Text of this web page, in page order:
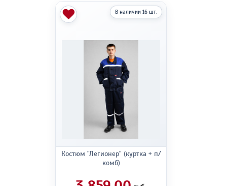
В наличии 16 шт.
Костюм "Легионер" (куртка + п/
комб)